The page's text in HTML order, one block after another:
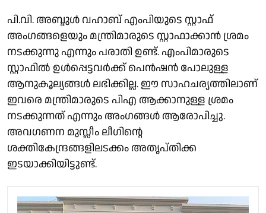
പി.വി. അബ്ദുൾ വഹാബ് എംപിയുടെ സ്റ്റാഫ്
അംഗങ്ങളെയും മന്ത്രിമാരുടെ സ്റ്റാഫാക്കാൻ ശ്രമം
നടക്കുന്നു എന്നും പരാതി ഉണ്ട്. എംപിമാരുടെ
സ്റ്റാഫിൽ ഉൾപ്പെട്ടവർക്ക് പെൻഷൻ പോലുള്ള
ആനുകൂല്യങ്ങൾ ലഭിക്കില്ല. ഈ സാഹചര്യത്തിലാണ്
ഇവരെ മന്ത്രിമാരുടെ പിഎ ആക്കാനുള്ള ശ്രമം
നടക്കുന്നത് എന്നും അംഗങ്ങൾ ആരോപിച്ചു.
അവഗണന മുസ്ലീം ലീഗിൻ്റെ
ശക്തികേന്ദ്രങ്ങളിലടക്കം അതൃപ്തിക്ക
ഇടയാക്കിയിട്ടുണ്ട്.